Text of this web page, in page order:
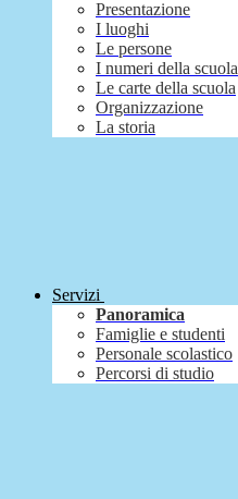
Presentazione
I luoghi
Le persone
I numeri della scuola
Le carte della scuola
Organizzazione
La storia
Servizi
Panoramica
Famiglie e studenti
Personale scolastico
Percorsi di studio